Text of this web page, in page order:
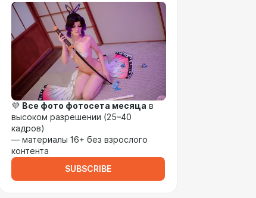
💜 Все фото фотосета месяца в
высоком разрешении (25–40
кадров)
— материалы 16+ без взрослого
контента
SUBSCRIBE